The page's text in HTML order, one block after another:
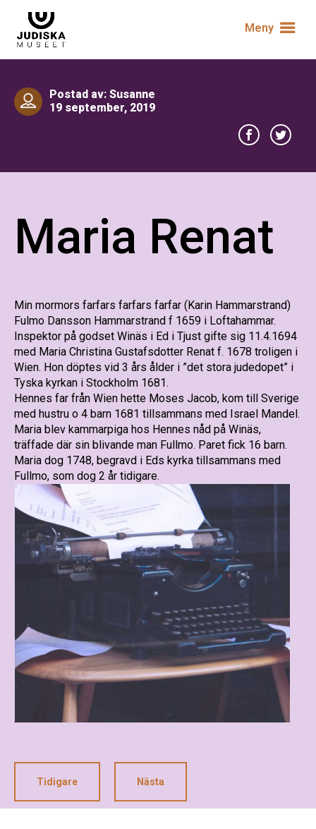
Meny
Postad av: Susanne
19 september, 2019
Maria Renat
Min mormors farfars farfars farfar (Karin Hammarstrand)
Fulmo Dansson Hammarstrand f 1659 i Loftahammar.
Inspektor på godset Winäs i Ed i Tjust gifte sig 11.4.1694
med Maria Christina Gustafsdotter Renat f. 1678 troligen i
Wien. Hon döptes vid 3 års ålder i ”det stora judedopet” i
Tyska kyrkan i Stockholm 1681.
Hennes far från Wien hette Moses Jacob, kom till Sverige
med hustru o 4 barn 1681 tillsammans med Israel Mandel.
Maria blev kammarpiga hos Hennes nåd på Winäs,
träffade där sin blivande man Fullmo. Paret fick 16 barn.
Maria dog 1748, begravd i Eds kyrka tillsammans med
Fullmo, som dog 2 år tidigare.
Tidigare Nästa